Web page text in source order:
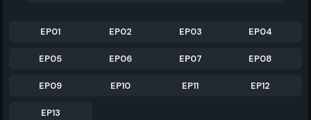
EP01 EP02 EP03 EP04
EP05 EP06 EP07 EP08
EP09 EP10 EP11 EP12
EP13